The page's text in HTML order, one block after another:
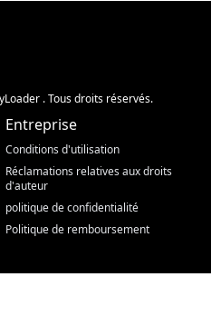
. Tous droits réservés.
Entreprise
Conditions d'utilisation
Réclamations relatives aux droits
d'auteur
politique de confidentialité
Politique de remboursement